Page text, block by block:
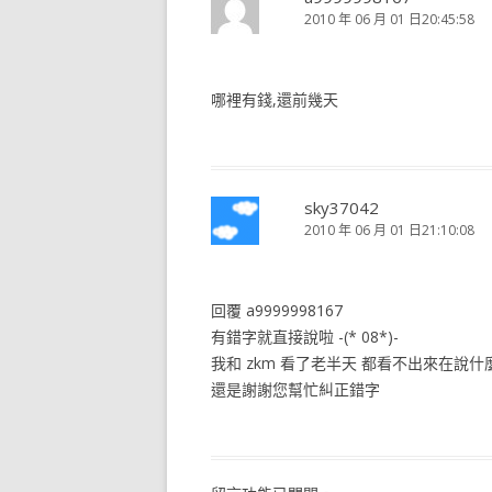
2010 年 06 月 01 日20:45:58
哪裡有錢,還前幾天
sky37042
2010 年 06 月 01 日21:10:08
回覆 a9999998167
有錯字就直接說啦 -(* 08*)-
我和 zkm 看了老半天 都看不出來在說
還是謝謝您幫忙糾正錯字